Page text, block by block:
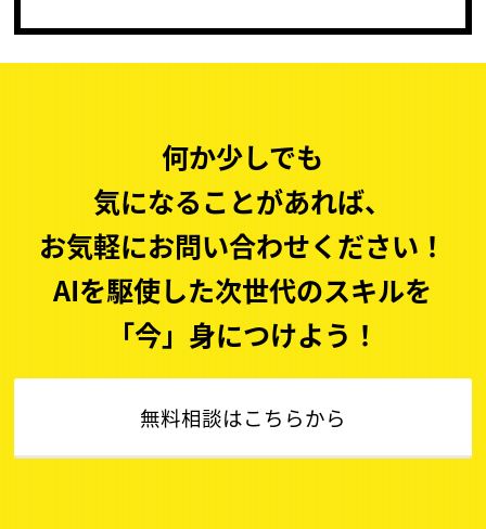
何か少しでも
気になることがあれば、
お気軽にお問い合わせください！
AIを駆使した次世代のスキルを
「今」身につけよう！
無料相談はこちらから